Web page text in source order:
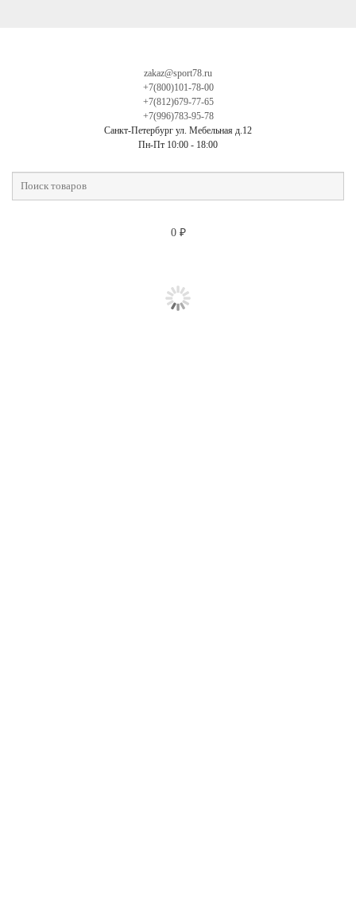
zakaz@sport78.ru
+7(800)101-78-00
+7(812)679-77-65
+7(996)783-95-78
Санкт-Петербург ул. Мебельная д.12
Пн-Пт 10:00 - 18:00
0 ₽